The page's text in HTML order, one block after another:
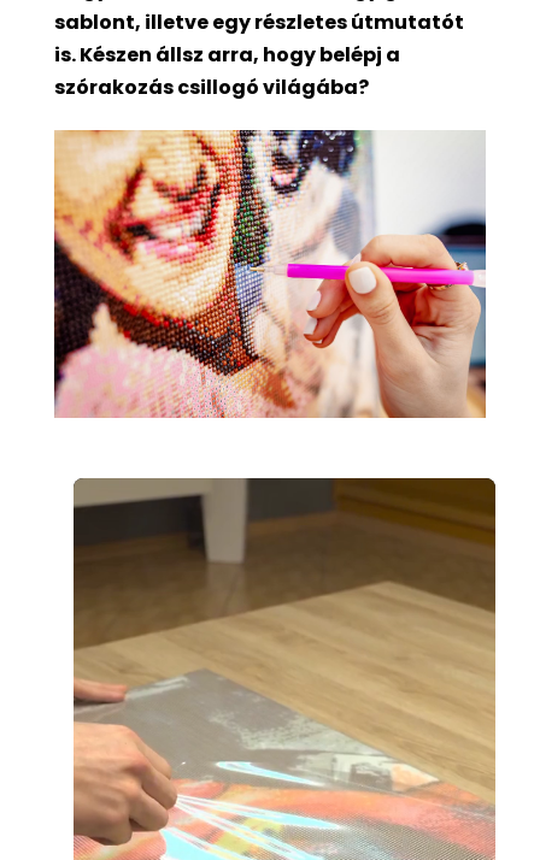
sablont, illetve egy részletes útmutatót
is. Készen állsz arra, hogy belépj a
szórakozás csillogó világába?